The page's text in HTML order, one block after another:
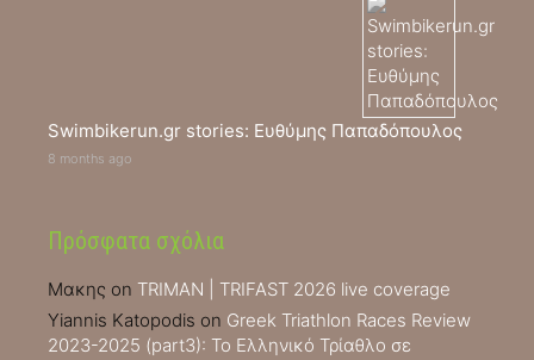
Swimbikerun.gr stories: Ευθύμης Παπαδόπουλος
8 months ago
Πρόσφατα σχόλια
Μακης on TRIMAN | TRIFAST 2026 live coverage
Yiannis Katopodis on Greek Triathlon Races Review
2023-2025 (part3): Το Ελληνικό Τρίαθλο σε